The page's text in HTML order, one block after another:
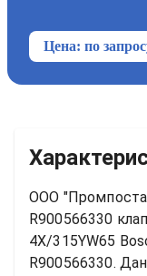
Цена: по
ООО
R900566330
4X/315YW65
R900566330.